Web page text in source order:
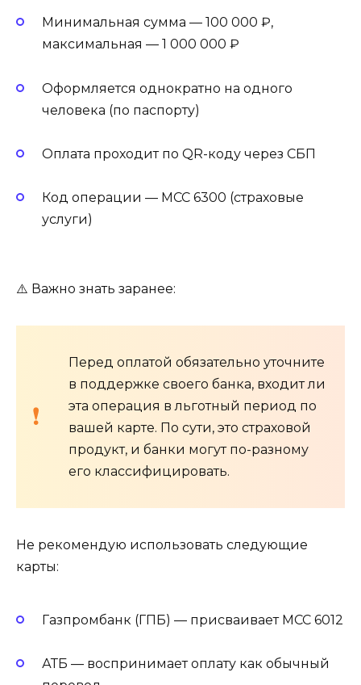
Минимальная сумма — 100 000 ₽,
максимальная — 1 000 000 ₽
Оформляется однократно на одного
человека (по паспорту)
Оплата проходит по QR-коду через СБП
Код операции — MCC 6300 (страховые
услуги)
⚠️ Важно знать заранее:
Перед оплатой обязательно уточните
в поддержке своего банка, входит ли
эта операция в льготный период по
вашей карте. По сути, это страховой
продукт, и банки могут по-разному
его классифицировать.
Не рекомендую использовать следующие
карты:
Газпромбанк (ГПБ) — присваивает MCC 6012
АТБ — воспринимает оплату как обычный